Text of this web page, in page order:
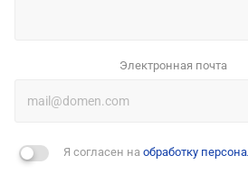
Электронная почта
Я согласен на обработку